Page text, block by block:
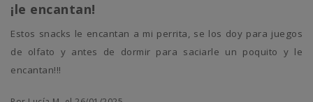
¡le encantan!
estos snacks le encantan a mi perrita, se los doy para juegos
de olfato y antes de dormir para saciarle un poquito y le
encantan!!!